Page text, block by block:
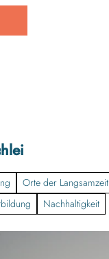
Orte der Langsamzeit
Nachhaltigkeit